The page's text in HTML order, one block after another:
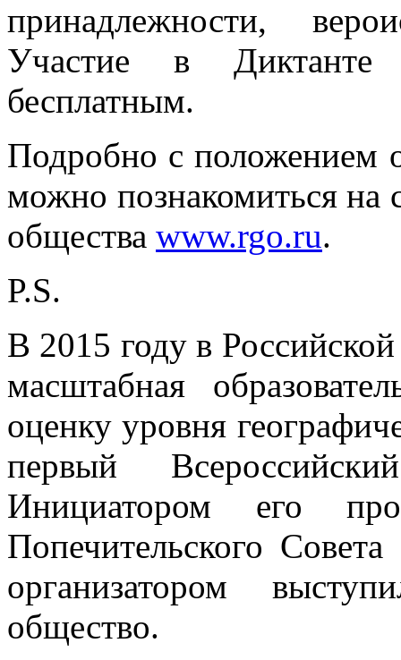
принадлежности,
Участие в Диктанте
бесплатным.
Подробно с положением
можно познакомиться на
общества www.rgo.ru.
P.S.
В 2015 году в
масштабная
оценку уровня
первый
Инициатором его
Попечительского
организатором
общество.